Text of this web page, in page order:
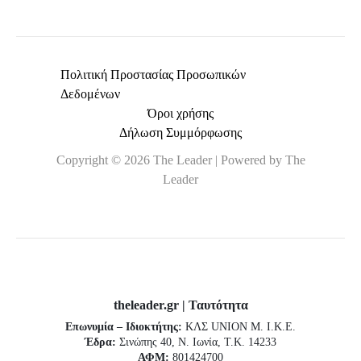
Πολιτική Προστασίας Προσωπικών
Δεδομένων
Όροι χρήσης
Δήλωση Συμμόρφωσης
Copyright © 2026 The Leader | Powered by The
Leader
theleader.gr | Ταυτότητα
Επωνυμία – Ιδιοκτήτης: ΚΛΣ UNION Μ. Ι.Κ.Ε.
Έδρα: Σινώπης 40, Ν. Ιωνία, Τ.Κ. 14233
ΑΦΜ: 801424700